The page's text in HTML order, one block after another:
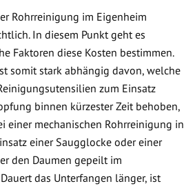
Rohrreinigung im Eigenheim
In diesem Punkt geht es
Faktoren diese Kosten bestimmen.
somit stark abhängig davon, welche
zum Einsatz
binnen kürzester Zeit behoben,
einer mechanischen Rohrreinigung in
einer Saugglocke oder einer
den Daumen gepeilt im
das Unterfangen länger, ist